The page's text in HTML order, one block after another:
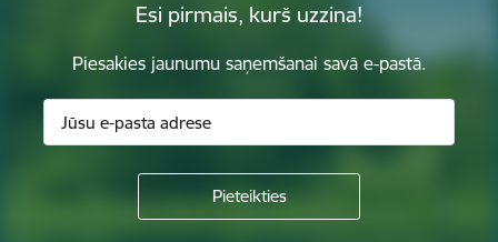
Esi pirmais, kurš uzzina!
Piesakies jaunumu saņemšanai savā e-pastā.